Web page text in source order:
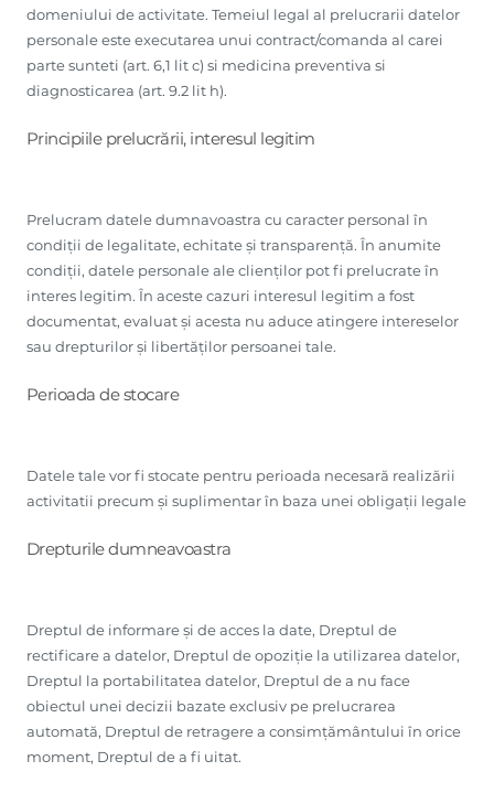
domeniului de activitate. Temeiul legal al prelucrarii datelor
personale este executarea unui contract/comanda al carei
parte sunteti (art. 6,1 lit c) si medicina preventiva si
diagnosticarea (art. 9.2 lit h).
Principiile prelucrării, interesul legitim
Prelucram datele dumnavoastra cu caracter personal în
condiții de legalitate, echitate și transparență. În anumite
condiții, datele personale ale clienților pot fi prelucrate în
interes legitim. În aceste cazuri interesul legitim a fost
documentat, evaluat și acesta nu aduce atingere intereselor
sau drepturilor și libertăților persoanei tale.
Perioada de stocare
Datele tale vor fi stocate pentru perioada necesară realizării
activitatii precum și suplimentar în baza unei obligații legale
Drepturile dumneavoastra
Dreptul de informare și de acces la date, Dreptul de
rectificare a datelor, Dreptul de opoziție la utilizarea datelor,
Dreptul la portabilitatea datelor, Dreptul de a nu face
obiectul unei decizii bazate exclusiv pe prelucrarea
automată, Dreptul de retragere a consimțământului în orice
moment, Dreptul de a fi uitat.